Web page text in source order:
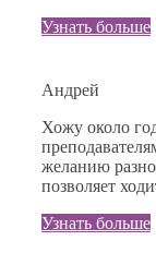
Узнать больше
Андрей
Хожу около
желанию
позволяет
Узнать больше